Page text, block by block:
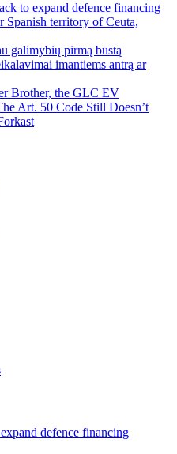
to expand defence financing
Spanish territory of Ceuta,
galimybių pirmą būstą
imantiems antrą ar
Brother, the GLC EV
Art. 50 Code Still Doesn’t
defence financing